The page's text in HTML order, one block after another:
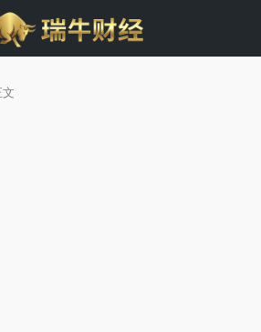
文